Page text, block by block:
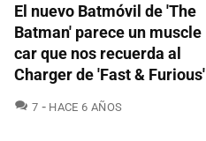
El nuevo Batmóvil de 'The
Batman' parece un muscle
car que nos recuerda al
Charger de 'Fast & Furious'
7 COMENTARIOS
HACE 6 AÑOS